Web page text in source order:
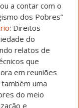
a contar com o
dos Pobres”
: Direitos
do
relatos de
que
em reuniões
uma
do meio
e